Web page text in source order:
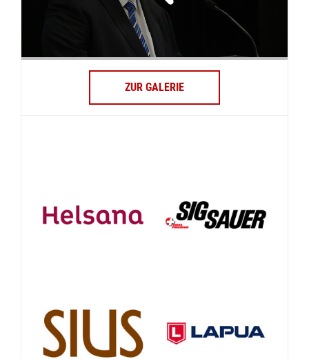
ZUR GALERIE